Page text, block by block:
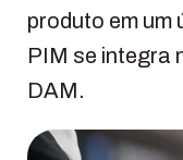
produto em um
PIM se integra
DAM.